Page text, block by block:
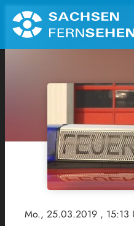
Mo., 25.03.2019 , 15:13